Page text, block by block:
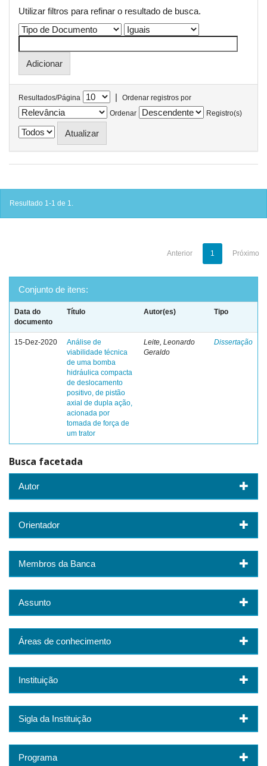
Utilizar filtros para refinar o resultado de busca.
Resultados/Página |
Ordenar registros por
Ordenar
Registro(s)
Resultado 1-1 de 1.
Anterior 1 Próximo
Conjunto de itens:
Data do
documento
Título Autor(es) Tipo
15-Dez-2020
Análise de
viabilidade técnica
de uma bomba
hidráulica compacta
de deslocamento
positivo, de pistão
axial de dupla ação,
acionada por
tomada de força de
um trator
Leite, Leonardo
Geraldo
Dissertação
Busca facetada
Autor
Orientador
Membros da Banca
Assunto
Áreas de conhecimento
Instituição
Sigla da Instituição
Programa